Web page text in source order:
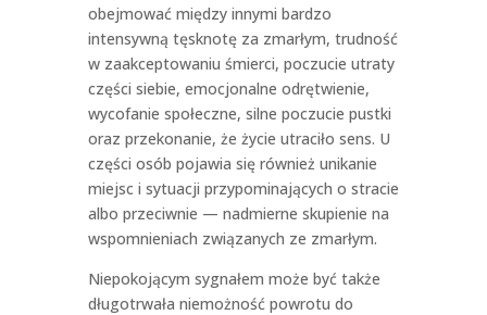
obejmować między innymi bardzo
intensywną tęsknotę za zmarłym, trudność
w zaakceptowaniu śmierci, poczucie utraty
części siebie, emocjonalne odrętwienie,
wycofanie społeczne, silne poczucie pustki
oraz przekonanie, że życie utraciło sens. U
części osób pojawia się również unikanie
miejsc i sytuacji przypominających o stracie
albo przeciwnie — nadmierne skupienie na
wspomnieniach związanych ze zmarłym.
Niepokojącym sygnałem może być także
długotrwała niemożność powrotu do